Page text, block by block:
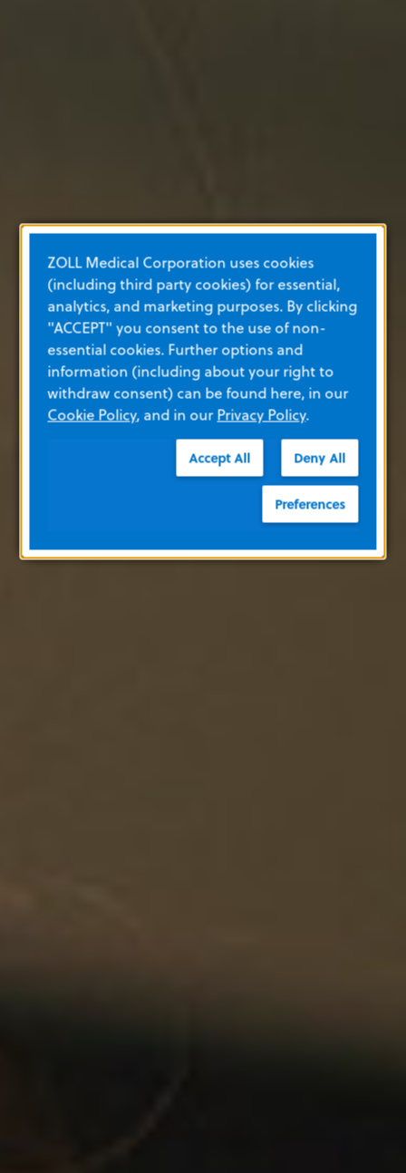
ZOLL Medical Corporation uses cookies
(including third party cookies) for essential,
analytics, and marketing purposes. By clicking
"ACCEPT" you consent to the use of non-
essential cookies. Further options and
information (including about your right to
withdraw consent) can be found here, in our
Cookie Policy, and in ourPrivacy Policy.
Accept All Deny All
Preferences